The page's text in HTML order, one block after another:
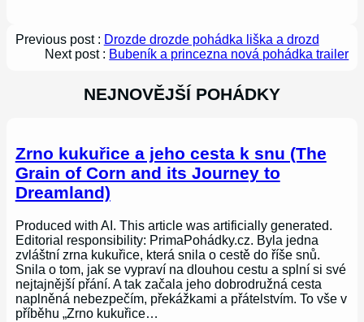
Previous post : Drozde drozde pohádka liška a drozd
Next post : Bubeník a princezna nová pohádka trailer
NEJNOVĚJŠÍ POHÁDKY
Zrno kukuřice a jeho cesta k snu (The
Grain of Corn and its Journey to
Dreamland)
Produced with AI. This article was artificially generated.
Editorial responsibility: PrimaPohádky.cz. Byla jedna
zvláštní zrna kukuřice, která snila o cestě do říše snů.
Snila o tom, jak se vypraví na dlouhou cestu a splní si své
nejtajnější přání. A tak začala jeho dobrodružná cesta
naplněná nebezpečím, překážkami a přátelstvím. To vše v
příběhu „Zrno kukuřice…